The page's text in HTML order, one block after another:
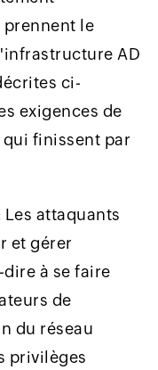
prennent le
AD
ci-
exigences de
finissent par
Les attaquants
et gérer
à se faire
de
du réseau
privilèges